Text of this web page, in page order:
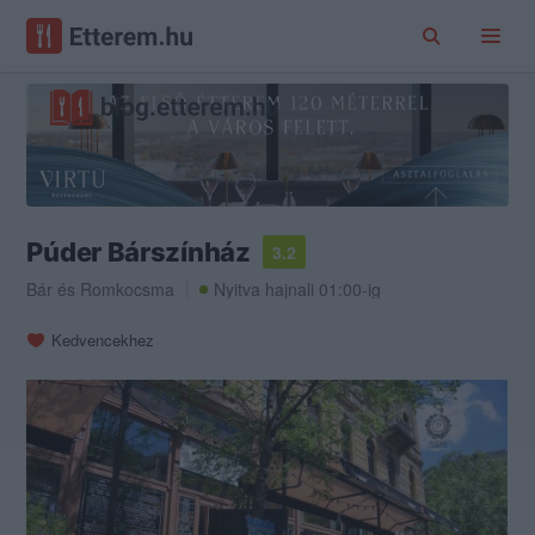
Púder Bárszínház
3.2
Bár és Romkocsma Nyitva hajnali 01:00-ig
Kedvencekhez